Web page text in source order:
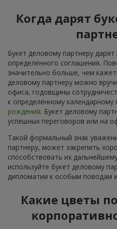
Когда дарят
Букет деловому партнеру
определённого соглашения.
значительно больше, чем
деловому партнеру можно
офиса, годовщины
к определённому календарному
рождения. Букет деловому
успешных переговоров или на
Такой формальный знак
партнеру, может закрепить
способствовать их
используйте букет деловому
дипломатии к особым поводам
Какие цветы